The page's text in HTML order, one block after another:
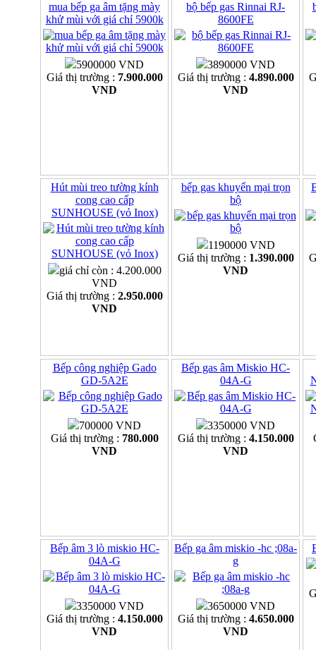
mua bếp ga âm tặng mày
khử mùi với giá chỉ 5900k
5900000 VND
Giá thị trường : 7.900.000
VND
bộ bếp gas Rinnai RJ-
8600FE
3890000 VND
Giá thị trường : 4.890.000
VND
Hút mùi treo tường kính
cong cao cấp
SUNHOUSE (vỏ Inox)
giá chỉ còn : 4.200.000
VND
Giá thị trường : 2.950.000
VND
bếp gas khuyến mại trọn
bộ
1190000 VND
Giá thị trường : 1.390.000
VND
Bếp công nghiệp Gado
GD-5A2E
700000 VND
Giá thị trường : 780.000
VND
Bếp gas âm Miskio HC-
04A-G
3350000 VND
Giá thị trường : 4.150.000
VND
Bếp âm 3 lò miskio HC-
04A-G
3350000 VND
Giá thị trường : 4.150.000
VND
Bếp ga âm miskio -hc ;08a-
g
3650000 VND
Giá thị trường : 4.650.000
VND